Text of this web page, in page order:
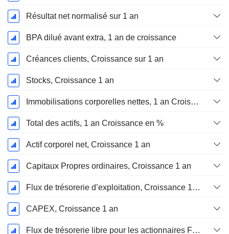
Résultat net normalisé sur 1 an
BPA dilué avant extra, 1 an de croissance
Créances clients, Croissance sur 1 an
Stocks, Croissance 1 an
Immobilisations corporelles nettes, 1 an Croissance
Total des actifs, 1 an Croissance en %
Actif corporel net, Croissance 1 an
Capitaux Propres ordinaires, Croissance 1 an
Flux de trésorerie d’exploitation, Croissance 1 an
CAPEX, Croissance 1 an
Flux de trésorerie libre pour les actionnaires FCFE, Croissance 1 an